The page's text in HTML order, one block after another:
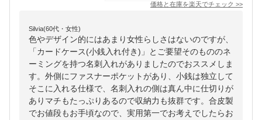
価格と在庫を楽天でチェック >>
Silvia(60代・女性)
色やデザイン的にはあまり女性らしさはないのですが、
「カードケース(小銭入れ付き)」とご要望そのもののネ
ーミングを持つ名刺入れがありましたのでおススメしま
す。外側にファスナーポケットがあり、小銭は独立して
そこに入れる仕様で、名刺入れの側は真ん中に仕切りが
ありマチもたっぷりあるので収納力も抜群です。合皮製
でお値段もお手頃なので、実用第一でお考えでしたらお